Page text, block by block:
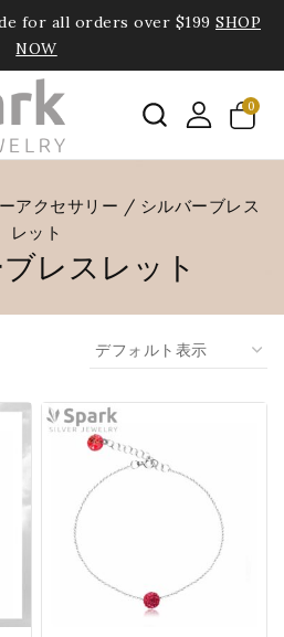
for all orders over $199 SHOP
NOW
0
アクセサリー / シルバーブレス
レット
レスレット